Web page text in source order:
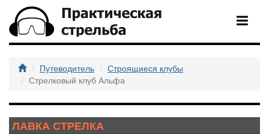
Путеводитель
Строящиеся клубы
Стрелковый клуб Альфа
ЛАВКА СТРЕЛКА